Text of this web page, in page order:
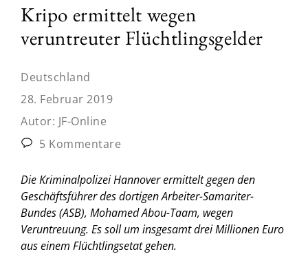
Kripo ermittelt wegen
veruntreuter Flüchtlingsgelder
Deutschland
28. Februar 2019
Autor: JF-Online
5 Kommentare
Die Kriminalpolizei Hannover ermittelt gegen den
Geschäftsführer des dortigen Arbeiter-Samariter-
Bundes (ASB), Mohamed Abou-Taam, wegen
Veruntreuung. Es soll um insgesamt drei Millionen Euro
aus einem Flüchtlingsetat gehen.